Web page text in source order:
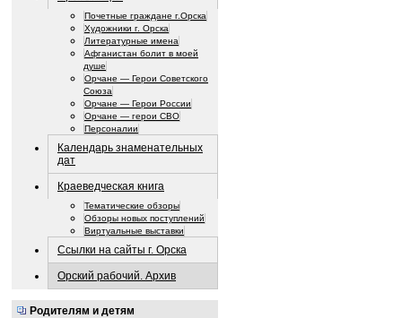
Почетные граждане г.Орска
Художники г. Орска
Литературные имена
Афганистан болит в моей
душе
Орчане — Герои Советского
Союза
Орчане — Герои России
Орчане — герои СВО
Персоналии
Календарь знаменательных
дат
Краеведческая книга
Тематические обзоры
Обзоры новых поступлений
Виртуальные выставки
Ссылки на сайты г. Орска
Орский рабочий. Архив
Родителям и детям